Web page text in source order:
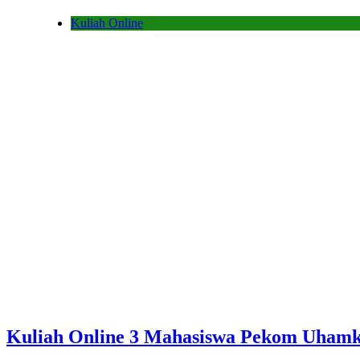
Kuliah Online
Kuliah Online 3 Mahasiswa Pekom